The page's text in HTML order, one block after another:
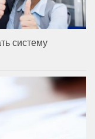
систему